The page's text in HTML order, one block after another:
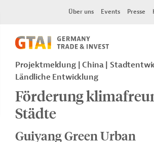
Über uns Events Presse
Projektmeldung China
Ländliche Entwicklung
Förderung
Städte
Guiyang Green Urban